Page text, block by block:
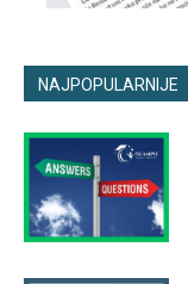
NAJPOPULARNIJE